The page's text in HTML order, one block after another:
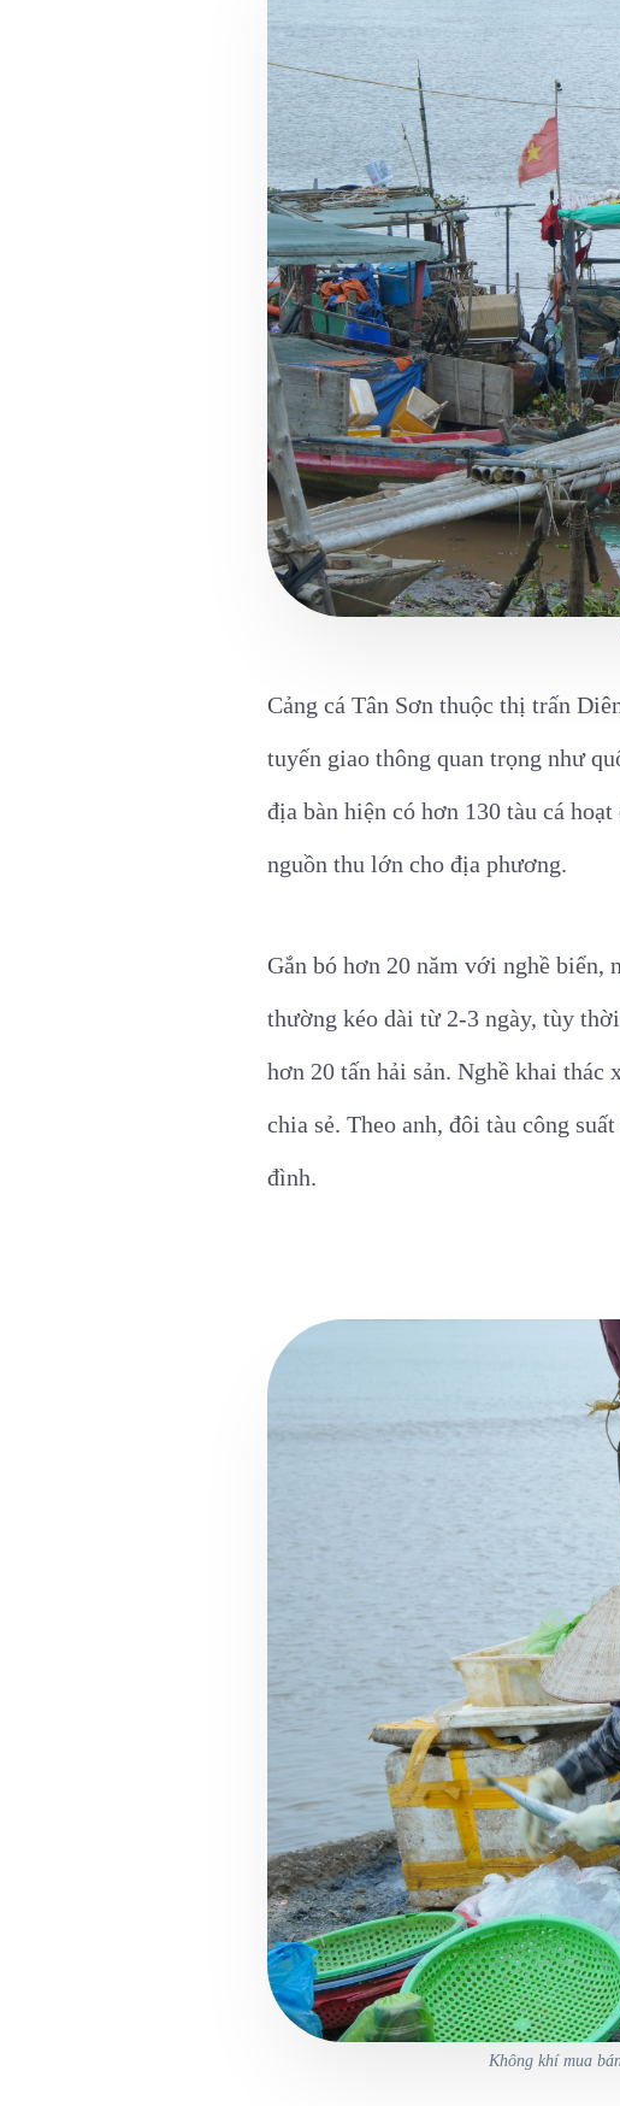
Cảng cá Tân Sơn thuộc thị trấn
tuyến giao thông quan trọng như
địa bàn hiện có hơn 130 tàu cá
nguồn thu lớn cho địa phương.
Gắn bó hơn 20 năm với nghề
thường kéo dài từ 2-3 ngày, tùy
hơn 20 tấn hải sản. Nghề khai thác
chia sẻ. Theo anh, đôi tàu công
đình.
Không khí mua